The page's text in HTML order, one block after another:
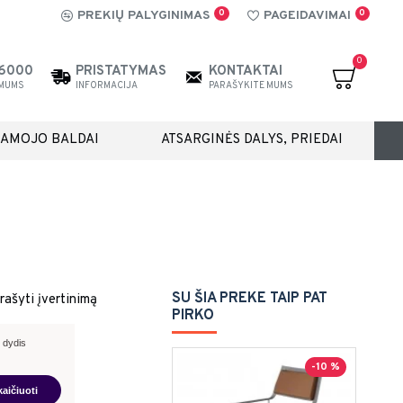
PREKIŲ PALYGINIMAS 0 PAGEIDAVIMAI 0
PRISTATYMAS
INFORMACIJA
KONTAKTAI
PARAŠYKITE MUMS
0
BALDAI ATSARGINĖS DALYS, PRIEDAI
įvertinimą
dydis
SU ŠIA PREKE TAIP PAT
PIRKO
-10 %